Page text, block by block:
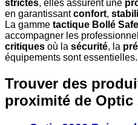
strictes, elles assurent une
en garantissantconfort,
La gamme tactique Bollé
accompagner les
critiques où la sécurité, la
équipements sont essentielles.
Trouver des
proximité de Optic